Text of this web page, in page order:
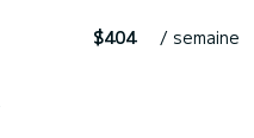
$404 / semaine